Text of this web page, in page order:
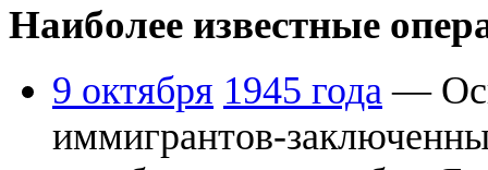
Наиболее известные
9 октября 1945 года —
иммигрантов-